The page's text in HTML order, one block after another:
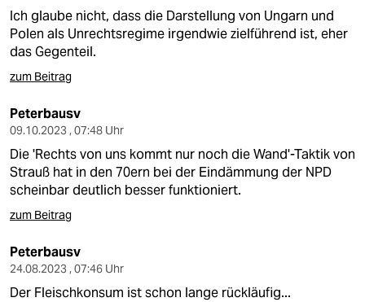
Ich glaube nicht, dass die Darstellung von Ungarn und
Polen als Unrechtsregime irgendwie zielführend ist, eher
das Gegenteil.
zum Beitrag
Peterbausv
09.10.2023 , 07:48 Uhr
Die 'Rechts von uns kommt nur noch die Wand'-Taktik von
Strauß hat in den 70ern bei der Eindämmung der NPD
scheinbar deutlich besser funktioniert.
zum Beitrag
Peterbausv
24.08.2023 , 07:46 Uhr
Der Fleischkonsum ist schon lange rückläufig...